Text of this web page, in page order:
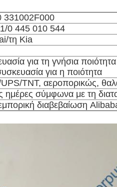
331002F000
0 445 010 544
τη Kia
για τη γνήσια ποιότητα
για η ποιότητα
TNT, αεροπορικώς,
ημέρες σύμφωνα με τη
διαβεβαίωση